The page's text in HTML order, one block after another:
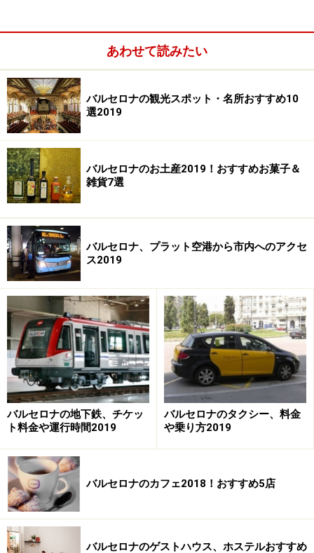
バルセロナのファンが試合の後に集うメッカ。サッカー
ファンならずとも、「この水道の水を飲んだ人は、必ず
もう1度バルセロナに戻ってくる……」という言い伝えが
あることから、プチ名所として知る人ぞ知る場所です。
この水道を少し過ぎたあたりの左の側道に、20世紀前半
にでき、当時の面影のままの老舗カフェ「カフェ・デ・
ロペラ」が。このカフェで一休みするのもいいかもしれ
ません。
さらに下ってリセウ駅近くに来たら足元にご注意を！ ミ
ロの絵画が路面に描かれています。
これだけ押さえておいたら、次にランブラス通りに面す
る、または周辺の名所をカタルーニャ広場方面から見て
いきましょう。
あわせて読みたい
バルセロナの観光スポット・名所おすすめ10
選2019
バルセロナのお土産2019！おすすめお菓子＆
雑貨7選
バルセロナ、プラット空港から市内へのアクセ
ス2019
バルセロナの地下鉄、チケッ
ト料金や運行時間2019
バルセロナのタクシー、料金
や乗り方2019
バルセロナのカフェ2018！おすすめ5店
バルセロナのゲストハウス、ホステルおすすめ